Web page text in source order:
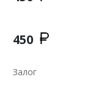
450
Залог